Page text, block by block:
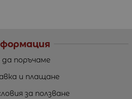
да поръчаме
и плащане
за ползване